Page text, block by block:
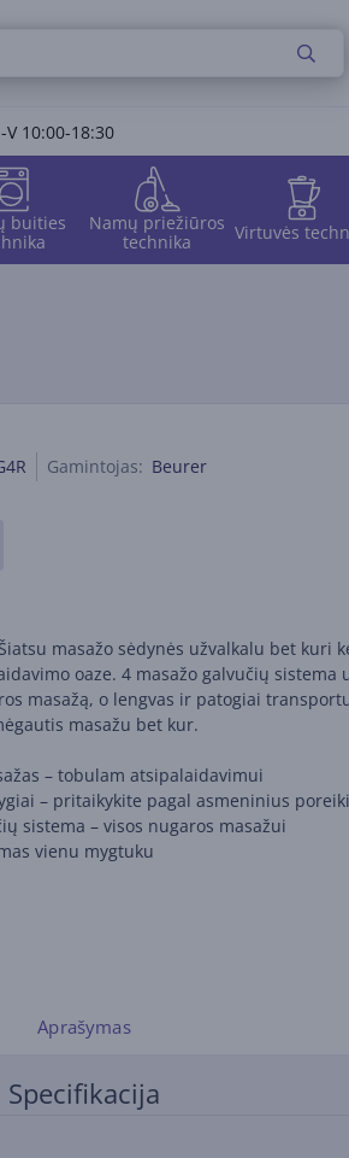
10:00-18:30
buities
Namų priežiūros
technika
Virtuvės
Gamintojas: Beurer
masažo sėdynės užvalkalu bet kuri
oaze. 4 masažo galvučių sistema
masažą, o lengvas ir patogiai
masažu bet kur.
– tobulam atsipalaidavimui
– pritaikykite pagal asmeninius
sistema – visos nugaros masažui
vienu mygtuku
Aprašymas
Specifikacija